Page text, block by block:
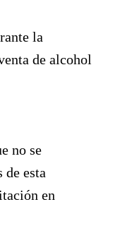
la
de alcohol
no se
esta
en